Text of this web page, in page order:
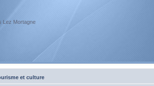
Lez Mortagne
et culture